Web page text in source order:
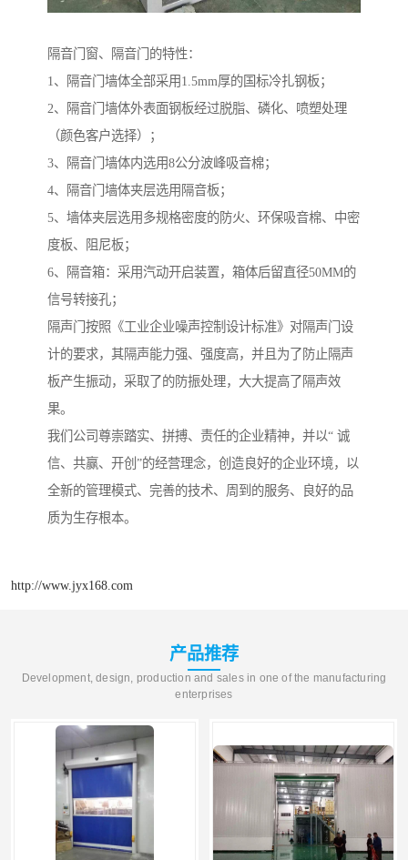
隔音门窗、隔音门的特性：
1、隔音门墙体全部采用1.5mm厚的国标冷扎钢板；
2、隔音门墙体外表面钢板经过脱脂、磷化、喷塑处理
（颜色客户选择）；
3、隔音门墙体内选用8公分波峰吸音棉；
4、隔音门墙体夹层选用隔音板；
5、墙体夹层选用多规格密度的防火、环保吸音棉、中密
度板、阻尼板；
6、隔音箱：采用汽动开启装置，箱体后留直径50MM的
信号转接孔；
隔声门按照《工业企业噪声控制设计标准》对隔声门设
计的要求，其隔声能力强、强度高，并且为了防止隔声
板产生振动，采取了的防振处理，大大提高了隔声效
果。
我们公司尊崇踏实、拼搏、责任的企业精神，并以“ 诚
信、共赢、开创”的经营理念，创造良好的企业环境，以
全新的管理模式、完善的技术、周到的服务、良好的品
质为生存根本。
http://www.jyx168.com
产品推荐
Development, design, production and sales in one of the manufacturing
enterprises